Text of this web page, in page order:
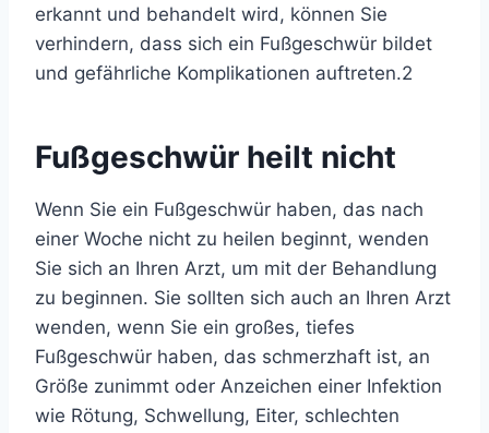
erkannt und behandelt wird, können Sie
verhindern, dass sich ein Fußgeschwür bildet
und gefährliche Komplikationen auftreten.2
Fußgeschwür heilt nicht
Wenn Sie ein Fußgeschwür haben, das nach
einer Woche nicht zu heilen beginnt, wenden
Sie sich an Ihren Arzt, um mit der Behandlung
zu beginnen. Sie sollten sich auch an Ihren Arzt
wenden, wenn Sie ein großes, tiefes
Fußgeschwür haben, das schmerzhaft ist, an
Größe zunimmt oder Anzeichen einer Infektion
wie Rötung, Schwellung, Eiter, schlechten